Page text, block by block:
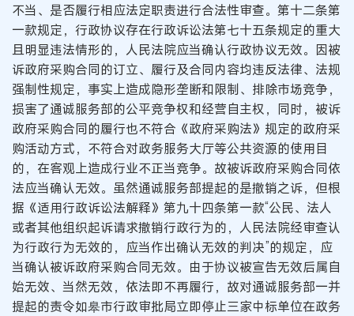
不当、是否履行相应法定职责进行合法性审查。第十二条第
一款规定，行政协议存在行政诉讼法第七十五条规定的重大
且明显违法情形的，人民法院应当确认行政协议无效。因被
诉政府采购合同的订立、履行及合同内容均违反法律、法规
强制性规定，事实上造成隐形垄断和限制、排除市场竞争，
损害了通诚服务部的公平竞争权和经营自主权，同时，被诉
政府采购合同的履行也不符合《政府采购法》规定的政府采
购活动方式，不符合对政务服务大厅等公共资源的使用目
的，在客观上造成行业不正当竞争。故被诉政府采购合同依
法应当确认无效。虽然通诚服务部提起的是撤销之诉，但根
据《适用行政诉讼法解释》第九十四条第一款“公民、法人
或者其他组织起诉请求撤销行政行为的，人民法院经审查认
为行政行为无效的，应当作出确认无效的判决”的规定，应
当确认被诉政府采购合同无效。由于协议被宣告无效后属自
始无效、当然无效，依法即不再履行，故对通诚服务部一并
提起的责令如皋市行政审批局立即停止三家中标单位在政务